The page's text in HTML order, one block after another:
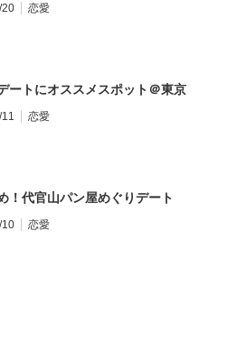
20 恋愛
ートにオススメスポット＠東京
恋愛
！代官山パン屋めぐりデート
10 恋愛